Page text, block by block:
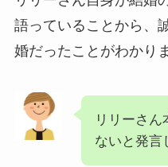
語っていることから、
婚だったことがわかり
リリーさ
ないと発言